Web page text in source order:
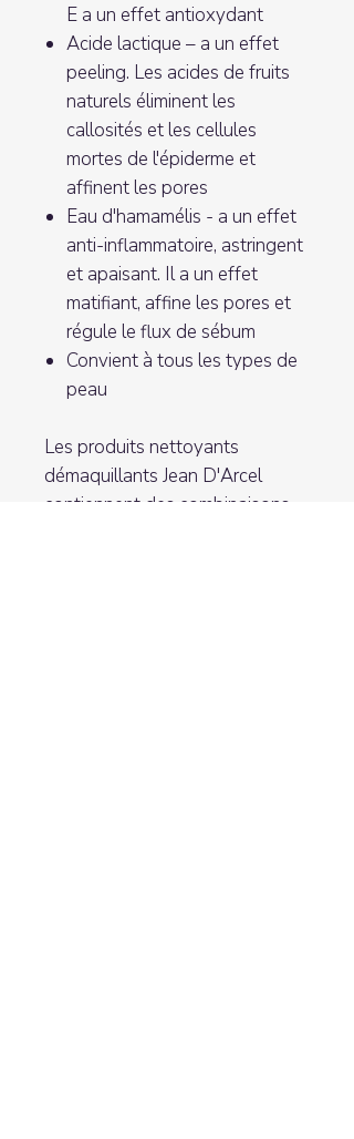
E a un effet antioxydant
Acide lactique – a un effet
peeling. Les acides de fruits
naturels éliminent les
callosités et les cellules
mortes de l'épiderme et
affinent les pores
Eau d'hamamélis - a un effet
anti-inflammatoire, astringent
et apaisant. Il a un effet
matifiant, affine les pores et
régule le flux de sébum
Convient à tous les types de
peau
Les produits nettoyants
démaquillants Jean D'Arcel
contiennent des combinaisons